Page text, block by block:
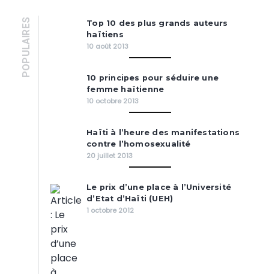
POPULAIRES
Top 10 des plus grands auteurs
haïtiens
10 août 2013
10 principes pour séduire une
femme haïtienne
10 octobre 2013
Haïti à l’heure des manifestations
contre l’homosexualité
20 juillet 2013
Le prix d’une place à l’Université
d’Etat d’Haïti (UEH)
1 octobre 2012